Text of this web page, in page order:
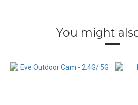
You might